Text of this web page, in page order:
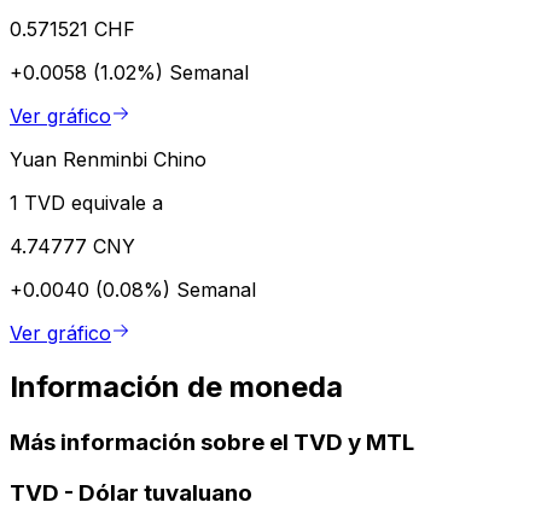
0.571521 CHF
+0.0058 (1.02%) Semanal
Ver gráfico
Yuan Renminbi Chino
1 TVD equivale a
4.74777 CNY
+0.0040 (0.08%) Semanal
Ver gráfico
Información de moneda
Más información sobre el TVD y MTL
TVD - Dólar tuvaluano